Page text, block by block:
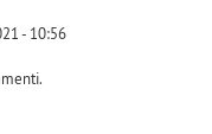
- 10:56